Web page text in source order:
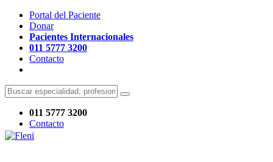
Portal del Paciente
Donar
Pacientes Internacionales
011 5777 3200
Contacto
011 5777 3200
Contacto